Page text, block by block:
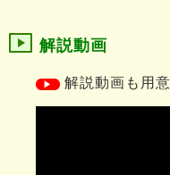
解説動画
▶ 解説動画も用